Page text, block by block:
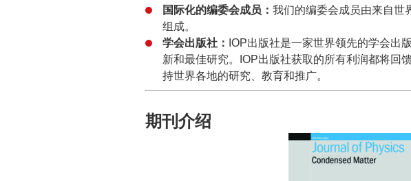
国际化的编委会成员： 我们的编委会成员由来自世
组成。
学会出版社： IOP出版社是一家世界领先的学会出
新和最佳研究。IOP出版社获取的所有利润都将回
持世界各地的研究、教育和推广。
期刊介绍